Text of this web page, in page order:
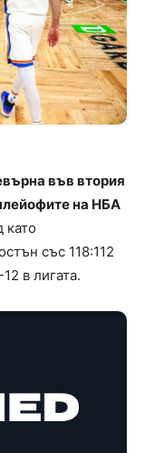
във втория
на НБА
като
със 118:112
в лигата.